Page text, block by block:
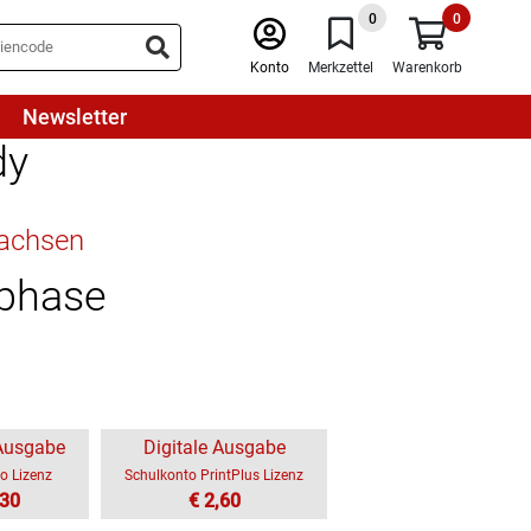
Konto
0
Merkzettel
0
Warenkorb
Newsletter
Lizenz
Digitale Ausgabe
Schulkonto PrintPlus Lizenz
€ 2,60